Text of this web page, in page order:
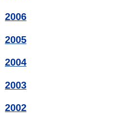
2006
2005
2004
2003
2002